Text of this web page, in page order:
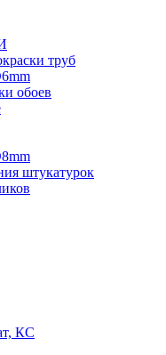
труб
обоев
штукатурок
КС